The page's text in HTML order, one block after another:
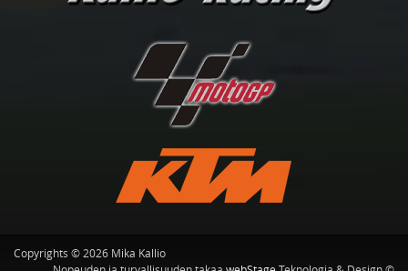
Copyrights © 2026 Mika Kallio